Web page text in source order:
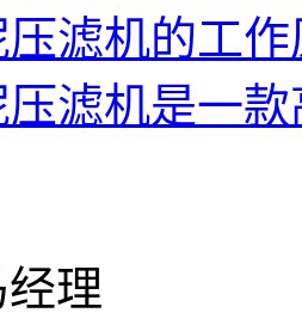
滤机的工
滤机是一
理